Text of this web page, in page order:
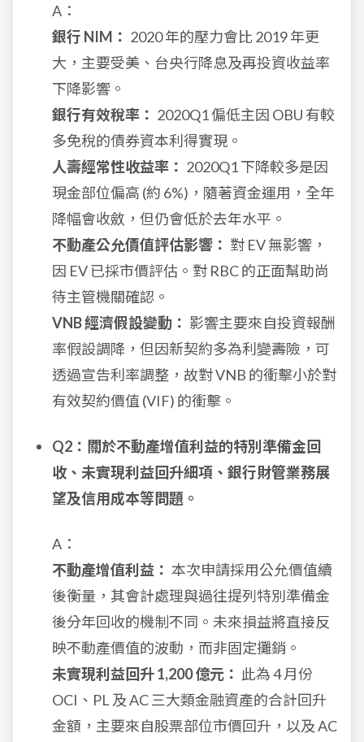
A：
銀行 NIM： 2020 年的壓力會比 2019 年更
大，主要受美、台央行降息及再投資收益率
下降影響。
銀行有效稅率： 2020Q1 偏低主因 OBU 有較
多免稅的債券資本利得實現。
人壽經常性收益率： 2020Q1 下降較多是因
現金部位偏高 (約 6%)，隨著資金運用，全年
降幅會收斂，但仍會低於去年水平。
不動產公允價值評估影響： 對 EV 無影響，
因 EV 已採市價評估。對 RBC 的正面幫助尚
待主管機關確認。
VNB 經濟假設變動： 影響主要來自投資報酬
率假設調降，但因新契約多為利變壽險，可
透過宣告利率調整，故對 VNB 的衝擊小於對
有效契約價值 (VIF) 的衝擊。
Q2：關於不動產增值利益的特別準備金回
收、未實現利益回升細項、銀行財管業務展
望及信用成本等問題。
A：
不動產增值利益： 本次申請採用公允價值續
後衡量，其會計處理與過往提列特別準備金
後分年回收的機制不同。未來損益將直接反
映不動產價值的波動，而非固定攤銷。
未實現利益回升 1,200 億元： 此為 4 月份
OCI、PL 及 AC 三大類金融資產的合計回升
金額，主要來自股票部位市價回升，以及 AC